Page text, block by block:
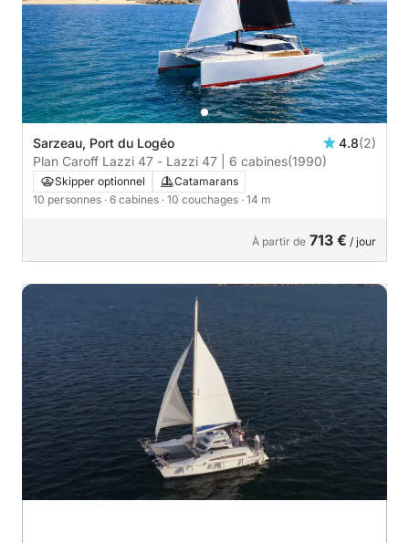
Sarzeau, Port du Logéo 4.8(2)
Plan Caroff Lazzi 47 - Lazzi 47 | 6 cabines(1990)
Skipper optionnel
Catamarans
10 personnes · 6 cabines · 10 couchages · 14 m
À partir de 713 € / jour